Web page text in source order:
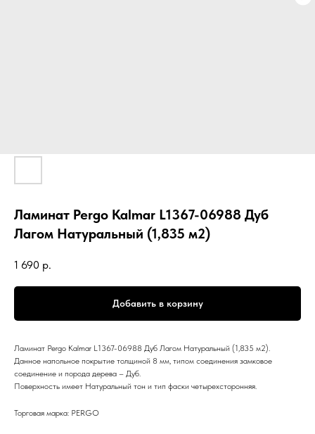
Ламинат Pergo Kalmar L1367-06988 Дуб
Лагом Натуральный (1,835 м2)
1 690 р.
Добавить в корзину
Ламинат Pergo Kalmar L1367-06988 Дуб Лагом Натуральный (1,835 м2).
Данное напольное покрытие толщиной 8 мм, типом соединения замковое
соединение и порода дерева – Дуб.
Поверхность имеет Натуральный тон и тип фаски четырехсторонняя.
Торговая марка: PERGO